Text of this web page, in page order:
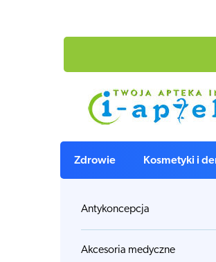
Zdrowie Kosmetyki i
Antykoncepcja
Akcesoria medyczne